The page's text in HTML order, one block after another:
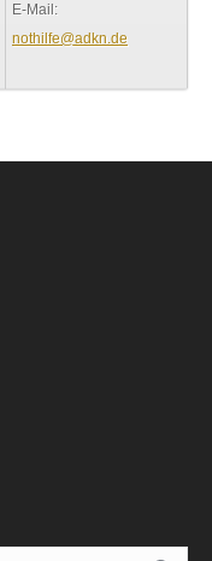
E-Mail:
nothilfe@adkn.de